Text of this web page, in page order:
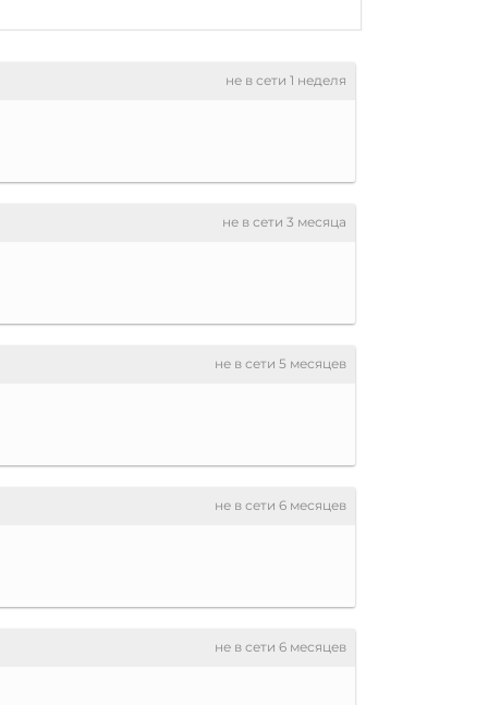
не в сети 1 неделя
не в сети 3 месяца
не в сети 5 месяцев
не в сети 6 месяцев
не в сети 6 месяцев